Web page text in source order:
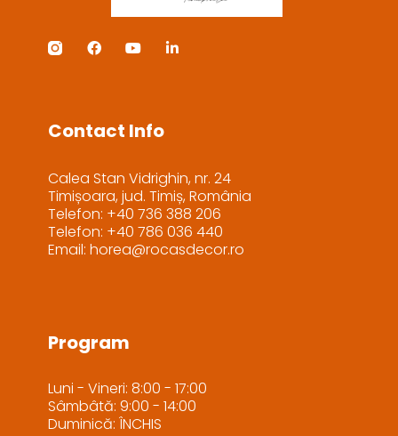
Contact Info
Calea Stan Vidrighin, nr. 24
Timișoara, jud. Timiș, România
Telefon: +40 736 388 206
Telefon: +40 786 036 440
Email: horea@rocasdecor.ro
Program
Luni - Vineri: 8:00 - 17:00
Sâmbâtă: 9:00 - 14:00
Duminică: ÎNCHIS